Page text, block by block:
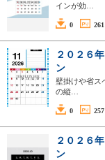
インが効…
0 261
２０２６
ン
壁掛けや省ス
の縦…
0 257
２０２６
ン